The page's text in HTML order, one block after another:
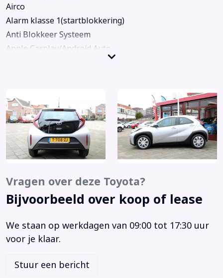
Airco
Alarm klasse 1(startblokkering)
Anti Blokkeer Systeem
Apple Carplay/Android Auto
Autonomous Emergency Braking
Bestuurdersstoel in hoogte verstelbaar
Bluetooth
Bots waarschuwing systeem
Brake Assist System
Buitenspiegels elektrisch verstelbaar
Buitenspiegels verwarmbaar
Centrale vergrendeling met afstandsbediening
Cruise control adaptief
DAB
Elektronisch Stabiliteits Programma
Vragen over deze Toyota?
Bijvoorbeeld over koop of lease
We staan op werkdagen van 09:00 tot 17:30 uur
voor je klaar.
Stuur een bericht